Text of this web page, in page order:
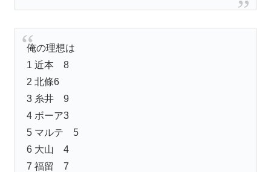
俺の理想は
1 近本 8
2 北條6
3 糸井 9
4 ボーア3
5 マルテ 5
6 大山 4
7 福留 7